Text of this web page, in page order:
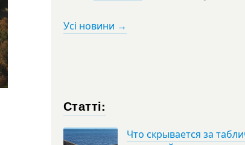
Усі новини →
Статті:
Что скрывается за